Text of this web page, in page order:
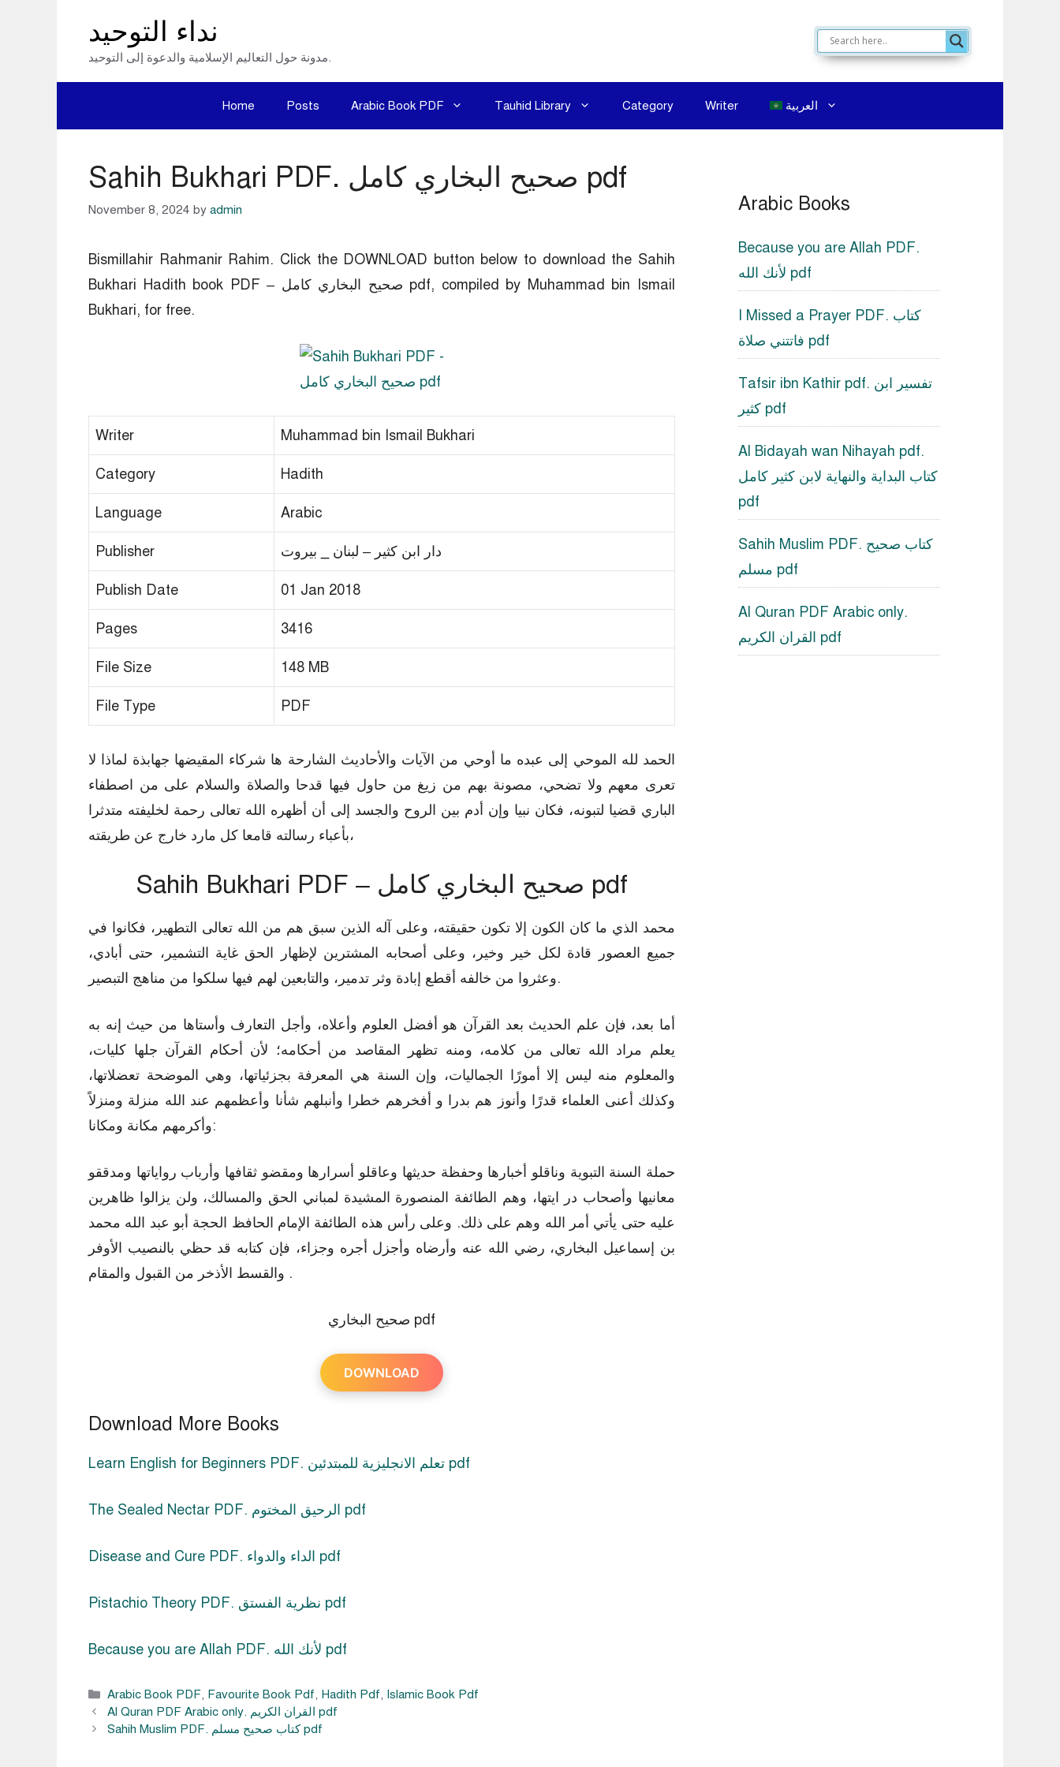
نداء التوحيد
مدونة حول التعاليم الإسلامية والدعوة إلى التوحيد.
Home Posts Arabic Book PDF Tauhid Library Category Writer العربية
Sahih Bukhari PDF. صحيح البخاري كامل pdf
November 8, 2024 by admin
Bismillahir Rahmanir Rahim. Click the DOWNLOAD button below to download the Sahih
Bukhari Hadith book PDF – صحيح البخاري كامل pdf, compiled by Muhammad bin Ismail
Bukhari, for free.
Writer Muhammad bin Ismail Bukhari
Category Hadith
Language Arabic
Publisher دار ابن كثير – لبنان _ بيروت
Publish Date 01 Jan 2018
Pages 3416
File Size 148 MB
File Type PDF
الحمد لله الموحي إلى عبده ما أوحي من الآيات والأحاديث الشارحة ها شركاء المقيضها جهابذة لماذا لا
تعرى معهم ولا تضحي، مصونة بهم من زيغ من حاول فيها قدحا والصلاة والسلام على من اصطفاء
الباري قضيا لتبونه، فكان نبيا وإن أدم بين الروح والجسد إلى أن أظهره الله تعالى رحمة لخليفته متدثرا
بأعباء رسالته قامعا كل مارد خارج عن طريقته،
Sahih Bukhari PDF – صحيح البخاري كامل pdf
محمد الذي ما كان الكون إلا تكون حقيقته، وعلى آله الذين سبق هم من الله تعالى التطهير، فكانوا في
جميع العصور قادة لكل خير وخير، وعلى أصحابه المشترين لإظهار الحق غاية التشمير، حتى أبادي،
وعثروا من خالفه أقطع إبادة وثر تدمير، والتابعين لهم فيها سلكوا من مناهج التبصير.
أما بعد، فإن علم الحديث بعد القرآن هو أفضل العلوم وأعلاه، وأجل التعارف وأستاها من حيث إنه به
يعلم مراد الله تعالى من كلامه، ومنه تظهر المقاصد من أحكامه؛ لأن أحكام القرآن جلها كليات،
والمعلوم منه ليس إلا أمورًا الجماليات، وإن السنة هي المعرفة بجزئياتها، وهي الموضحة تعضلاتها،
وكذلك أعنى العلماء قدرًا وأنوز هم بدرا و أفخرهم خطرا وأنبلهم شأنا وأعظمهم عند الله منزلة ومنزلاً
وأكرمهم مكانة ومكانا:
حملة السنة التبوية وناقلو أخبارها وحفظة حديثها وعاقلو أسرارها ومقضو ثقافها وأرباب رواياتها ومدققو
معانيها وأصحاب در ايتها، وهم الطائفة المنصورة المشيدة لمباني الحق والمسالك، ولن يزالوا ظاهرين
عليه حتى يأتي أمر الله وهم على ذلك. وعلى رأس هذه الطائفة الإمام الحافظ الحجة أبو عبد الله محمد
بن إسماعيل البخاري، رضي الله عنه وأرضاه وأجزل أجره وجزاء، فإن كتابه قد حظي بالنصيب الأوفر
والقسط الأذخر من القبول والمقام .
صحيح البخاري pdf
DOWNLOAD
Download More Books
Learn English for Beginners PDF. تعلم الانجليزية للمبتدئين pdf
The Sealed Nectar PDF. الرحيق المختوم pdf
Disease and Cure PDF. الداء والدواء pdf
Pistachio Theory PDF. نظرية الفستق pdf
Because you are Allah PDF. لأنك الله pdf
Categories
Arabic Book PDF, Favourite Book Pdf, Hadith Pdf, Islamic Book Pdf
Al Quran PDF Arabic only. القران الكريم pdf
Sahih Muslim PDF. كتاب صحيح مسلم pdf
Arabic Books
Because you are Allah PDF.
لأنك الله pdf
I Missed a Prayer PDF. كتاب
فاتتني صلاة pdf
Tafsir ibn Kathir pdf. تفسير ابن
كثير pdf
Al Bidayah wan Nihayah pdf.
كتاب البداية والنهاية لابن كثير كامل
pdf
Sahih Muslim PDF. كتاب صحيح
مسلم pdf
Al Quran PDF Arabic only.
القران الكريم pdf